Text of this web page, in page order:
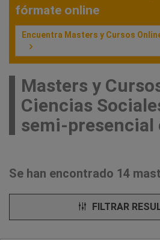
fórmate online
Encuentra Masters y Cursos
Masters y
Ciencias
semi-presencial
Se han encontrado 14
FILTRAR